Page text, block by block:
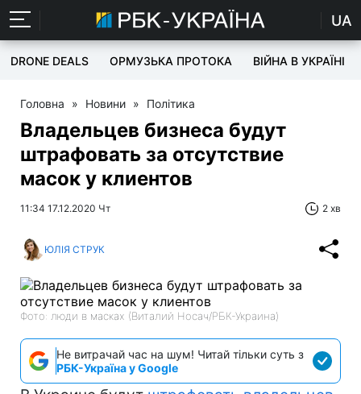
UA
DRONE DEALS ОРМУЗЬКА ПРОТОКА ВІЙНА В УКРАЇНІ
Головна » Новини » Політика
Владельцев бизнеса будут
штрафовать за отсутствие
масок у клиентов
11:34 17.12.2020 Чт 2 хв
ЮЛІЯ СТРУК
Фото: люди в масках (Виталий Носач/РБК-Украина)
Не витрачай час на шум! Читай тільки суть з
РБК-Україна у Google